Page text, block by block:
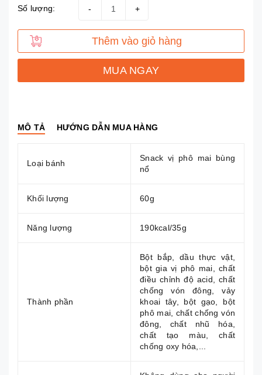
Số lượng: +
-
Thêm vào giỏ hàng
MUA NGAY
MÔ TẢ HƯỚNG DẪN MUA HÀNG
Loại bánh
Snack vị phô mai bùng
nổ
Khối lượng 60g
Năng lượng 190kcal/35g
Thành phần
Bột bắp, dầu thực vật,
bột gia vị phô mai, chất
điều chỉnh độ acid, chất
chống vón đông, vảy
khoai tây, bột gạo, bột
phô mai, chất chống vón
đông, chất nhũ hóa,
chất tạo màu, chất
chống oxy hóa,...